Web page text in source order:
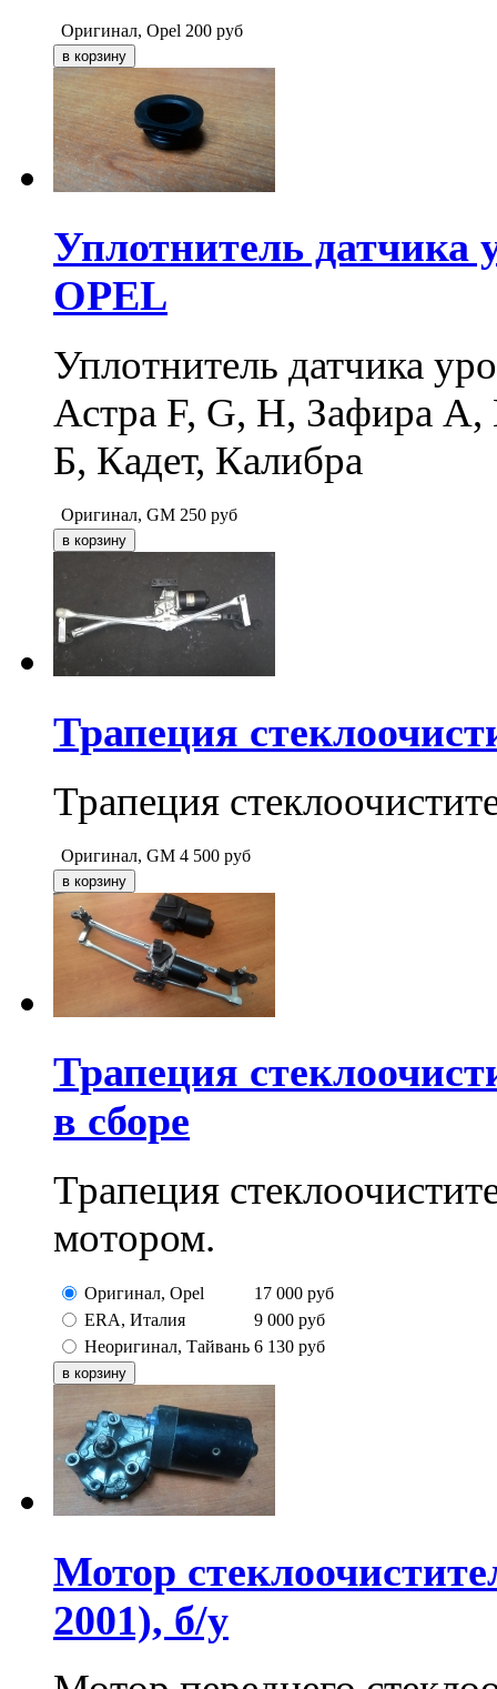
Оригинал, Opel 200 руб
Уплотнитель датчика
OPEL
Уплотнитель датчика
Астра F, G, H, Зафира
Б, Кадет, Калибра
Оригинал, GM 250 руб
Трапеция
Трапеция
Оригинал, GM 4 500 руб
Трапеция
в сборе
Трапеция
мотором.
Оригинал, Opel 17 000 руб
ERA, Италия
9 000 руб
Неоригинал, Тайвань 6 130 руб
Мотор
2001), б/у